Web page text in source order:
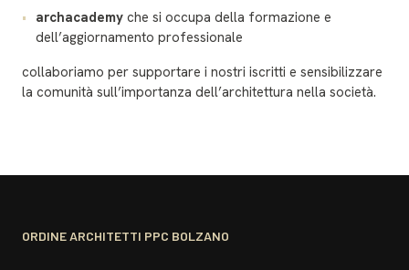
archacademy che si occupa della formazione e
dell’aggiornamento professionale
collaboriamo per supportare i nostri iscritti e sensibilizzare
la comunità sull’importanza dell’architettura nella società.
ORDINE ARCHITETTI PPC BOLZANO